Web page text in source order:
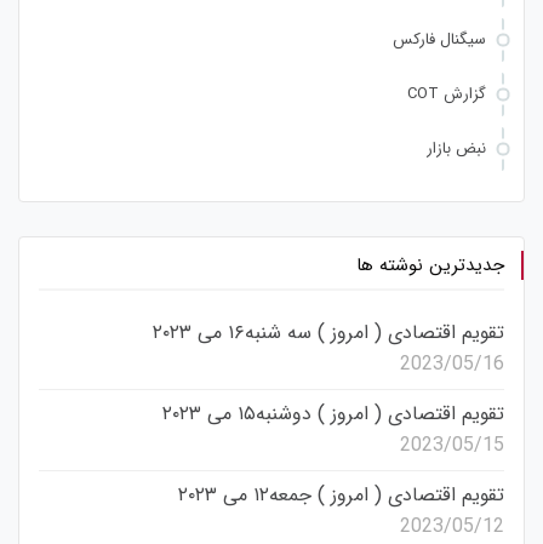
سیگنال فارکس
گزارش COT
نبض بازار
جدیدترین نوشته ها
تقویم اقتصادی ( امروز ) سه شنبه۱۶ می ۲۰۲۳
2023/05/16
تقویم اقتصادی ( امروز ) دوشنبه۱۵ می ۲۰۲۳
2023/05/15
تقویم اقتصادی ( امروز ) جمعه۱۲ می ۲۰۲۳
2023/05/12